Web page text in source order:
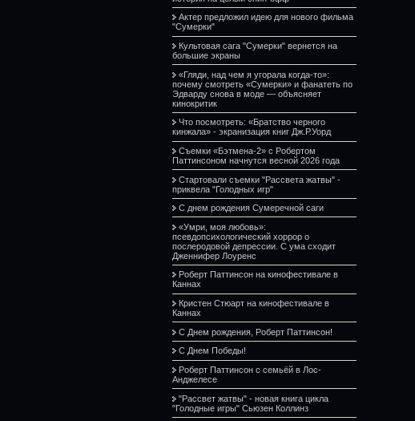
Актер предложил идею для нового фильма
"Сумерки"
Культовая сага "Сумерки" вернется на
большие экраны
«Гляди, над чем я угорала когда-то»:
почему смотреть «Сумерки» и фанатеть по
Эдварду снова в моде — объясняет
кинокритик
Что посмотреть: «Братство черного
кинжала» - экранизация книг Дж.Р.Уорд
Съемки «Бэтмена-2» с Робертом
Паттинсоном начнутся весной 2026 года
Стартовали съемки "Рассвета жатвы" -
приквела "Голодных игр"
С днем рождения Сумеречной саги
«Умри, моя любовь»:
псевдопсихологический хоррор о
послеродовой депрессии. С ума сходит
Дженнифер Лоуренс
Роберт Паттинсон на кинофестивале в
Каннах
Кристен Стюарт на кинофестивале в
Каннах
С Днем рождения, Роберт Паттинсон!
С Днем Победы!
Роберт Паттинсон с семьёй в Лос-
Анджелесе
"Рассвет жатвы" - новая книга цикла
"Голодные игры" Сьюзен Коллинз